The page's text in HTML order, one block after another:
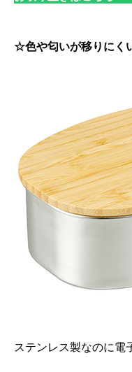
☆色や匂いが移りにく
ステンレス製なのに電